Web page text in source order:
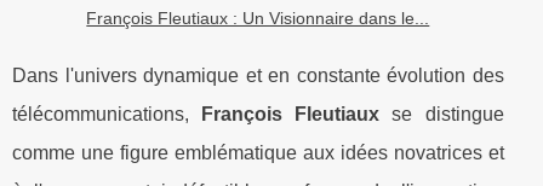
François Fleutiaux : Un Visionnaire dans le...
Dans l'univers dynamique et en constante évolution des
télécommunications,
François Fleutiaux se distingue
comme une figure emblématique aux idées novatrices et